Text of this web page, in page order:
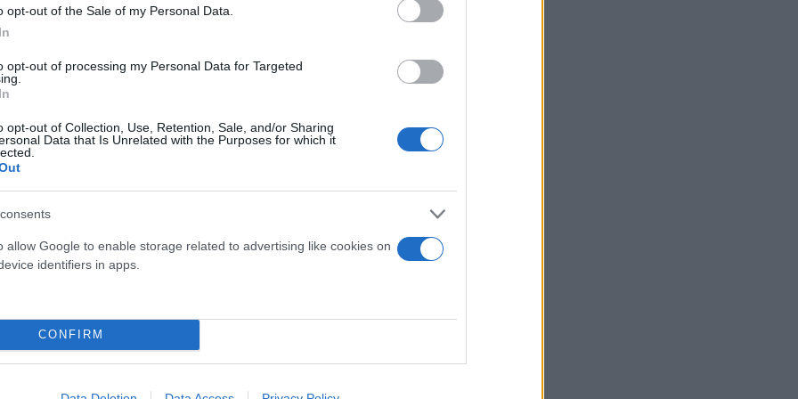
opt-out of the Sale of my Personal Data.
opt-out of processing my Personal Data for Targeted
opt-out of Collection, Use, Retention, Sale, and/or Sharing
Data that Is Unrelated with the Purposes for which it
allow Google to enable storage related to advertising like cookies on
identifiers in apps.
CONFIRM
στη Ζάκυνθο
μαχαίρωσε μέχρι θανάτου την 41χρονη σύζυγό του. Ο
τη 41χρονη γυναίκα το βράδυ της Κυριακής.
στην οικοδομή όπου εργαζόταν, στο χωριό Κερί.
για τον βίαιο χαρακτήρα του. Μόλις στις 22 Ιουνίου του
βία σε βάρος της 41χρονης και του είχε απαγορευθεί να
όμως, τον λυπήθηκε, καθώς δεν είχε πού να μείνει,
τη σκότωσε.
Flash.grστην αναζήτηση τηςGoogle